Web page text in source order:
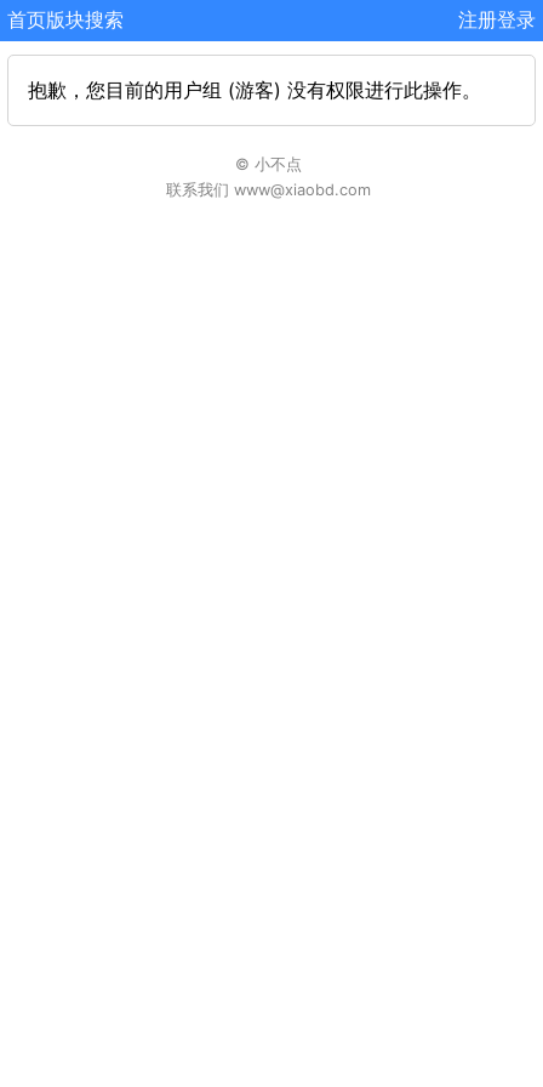
首页版块搜索 注册登录
抱歉，您目前的用户组 (游客) 没有权限进行此操作。
© 小不点
联系我们 www@xiaobd.com